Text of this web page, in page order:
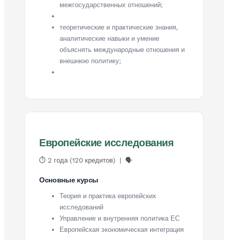
межгосударственных отношений;
теоретические и практические знания,
аналитические навыки и умение
объяснять международные отношения и
внешнюю политику;
Европейские исследования
⏱ 2 года (120 кредитов) | 🗣
Основные курсы
Теория и практика европейских
исследований
Управление и внутренняя политика ЕС
Европейская экономическая интеграция